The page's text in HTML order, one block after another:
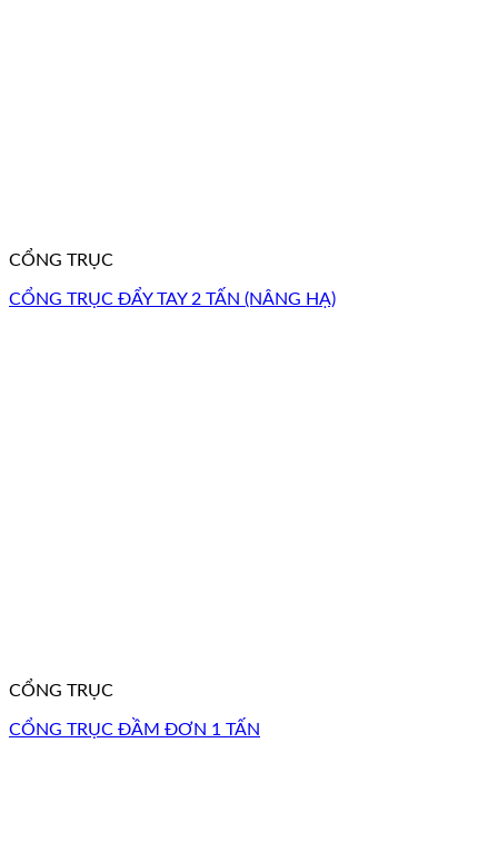
CỔNG TRỤC
CỔNG TRỤC ĐẨY TAY 2 TẤN (NÂNG HẠ)
CỔNG TRỤC
CỔNG TRỤC ĐẦM ĐƠN 1 TẤN